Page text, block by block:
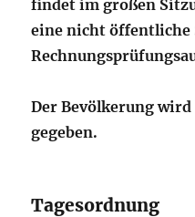
findet im großen
eine nicht öffentliche
Der Bevölkerung
gegeben.
Tagesordnung